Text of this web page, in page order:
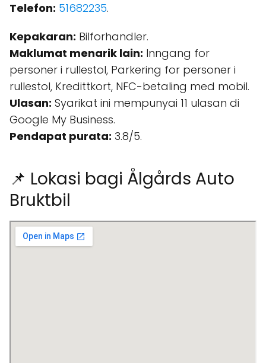
Telefon: 51682235.
Kepakaran: Bilforhandler.
Maklumat menarik lain: Inngang for
personer i rullestol, Parkering for personer i
rullestol, Kredittkort, NFC-betaling med mobil.
Ulasan: Syarikat ini mempunyai 11 ulasan di
Google My Business.
Pendapat purata: 3.8/5.
📌 Lokasi bagi Ålgårds Auto
Bruktbil